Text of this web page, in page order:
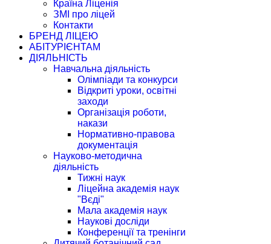
Країна Ліценія
ЗМІ про ліцей
Контакти
БРЕНД ЛІЦЕЮ
АБІТУРІЄНТАМ
ДІЯЛЬНІСТЬ
Навчальна діяльність
Олімпіади та конкурси
Відкриті уроки, освітні
заходи
Організація роботи,
накази
Нормативно-правова
документація
Науково-методична
діяльність
Тижні наук
Ліцейна академія наук
"Вєді"
Мала академія наук
Наукові досліди
Конференції та тренінги